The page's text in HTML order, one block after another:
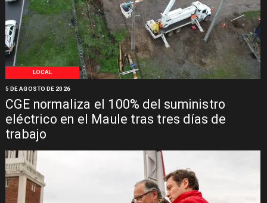
LOCAL
CGE normaliza el 100% del suministro
eléctrico en el Maule tras tres días de
trabajo
5 DE AGOSTO DE 2026